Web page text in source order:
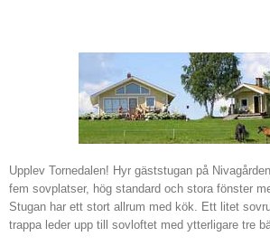
Upplev Tornedalen! Hyr gäststugan på
fem sovplatser, hög standard och stora fönster
Stugan har ett stort allrum med kök. Ett litet
trappa leder upp till sovloftet med ytterligare tre